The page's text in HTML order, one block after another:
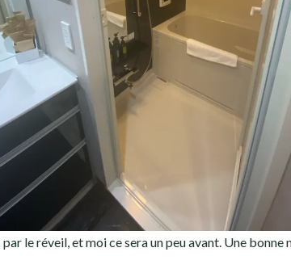
le réveil, et moi ce sera un peu avant. Une bonne